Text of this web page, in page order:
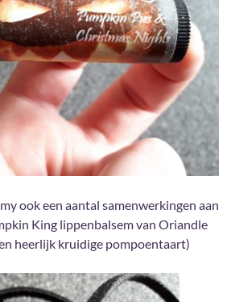
ook een aantal samenwerkingen aan
King lippenbalsem van Oriandle
heerlijk kruidige pompoentaart)